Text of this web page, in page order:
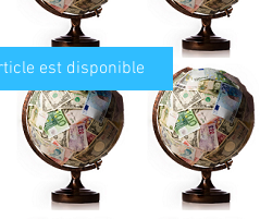
est disponible